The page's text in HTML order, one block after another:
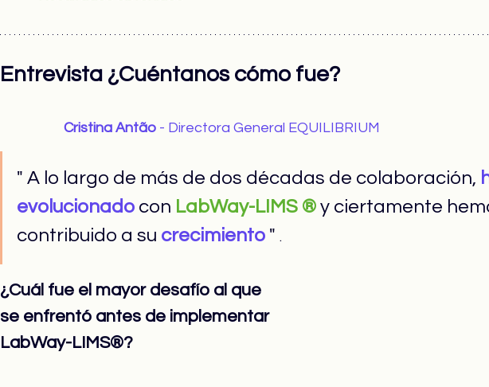
Entrevista ¿Cuéntanos cómo fue?
Cristina Antão - Directora General EQUILIBRIUM
" A lo largo de más de dos décadas de colaboración,
evolucionado con LabWay-LIMS ® y ciertamente
contribuido a su crecimiento " .
¿Cuál fue el mayor desafío al que
se enfrentó antes de implementar
LabWay-LIMS®?